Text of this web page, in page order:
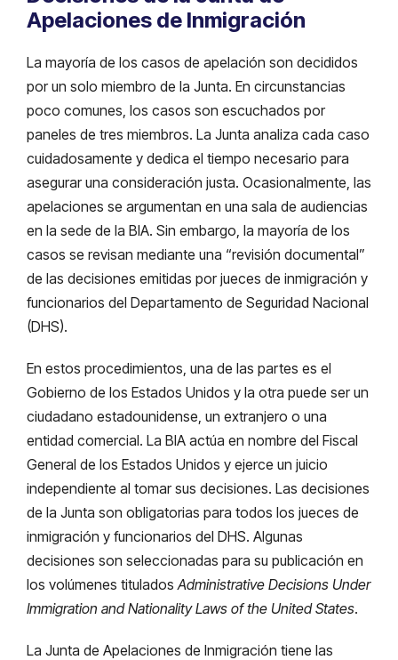
Apelaciones de Inmigración
La mayoría de los casos de apelación son decididos
por un solo miembro de la Junta. En circunstancias
poco comunes, los casos son escuchados por
paneles de tres miembros. La Junta analiza cada caso
cuidadosamente y dedica el tiempo necesario para
asegurar una consideración justa. Ocasionalmente, las
apelaciones se argumentan en una sala de audiencias
en la sede de la BIA. Sin embargo, la mayoría de los
casos se revisan mediante una “revisión documental”
de las decisiones emitidas por jueces de inmigración y
funcionarios del Departamento de Seguridad Nacional
(DHS).
En estos procedimientos, una de las partes es el
Gobierno de los Estados Unidos y la otra puede ser un
ciudadano estadounidense, un extranjero o una
entidad comercial. La BIA actúa en nombre del Fiscal
General de los Estados Unidos y ejerce un juicio
independiente al tomar sus decisiones. Las decisiones
de la Junta son obligatorias para todos los jueces de
inmigración y funcionarios del DHS. Algunas
decisiones son seleccionadas para su publicación en
los volúmenes titulados Administrative Decisions Under
Immigration and Nationality Laws of the United States.
La Junta de Apelaciones de Inmigración tiene las